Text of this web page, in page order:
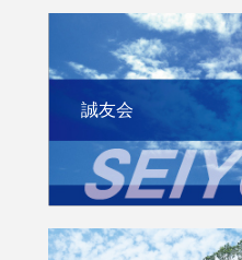
誠友会